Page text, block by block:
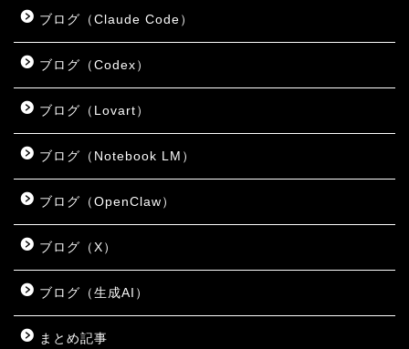
ブログ（Claude Code）
ブログ（Codex）
ブログ（Lovart）
ブログ（Notebook LM）
ブログ（OpenClaw）
ブログ（X）
ブログ（生成AI）
まとめ記事